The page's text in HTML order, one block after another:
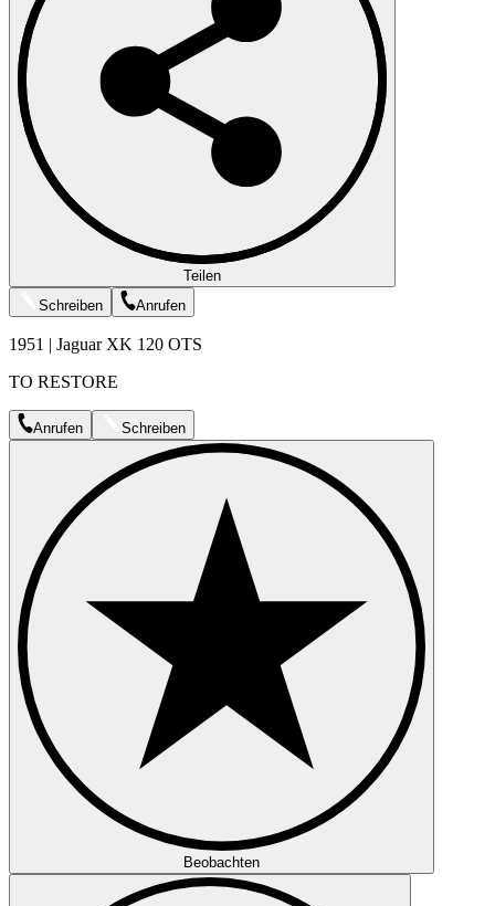
Teilen
Schreiben
Anrufen
1951 | Jaguar XK 120 OTS
TO RESTORE
Anrufen Schreiben
Beobachten